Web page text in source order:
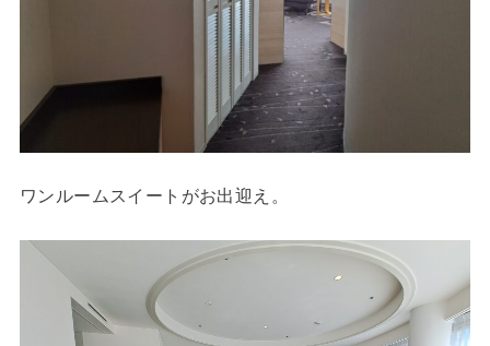
ワンルームスイートがお出迎え。